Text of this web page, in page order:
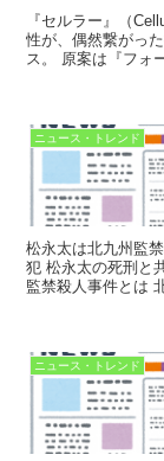
『セルラー』（
性が、偶然繋がっ
ス。 原案は『フォーン・ブース』の脚本を手掛けたスリラー映画の
ニュース・トレンド
松永太は北九州監禁殺人事
犯 松永太の死刑と
監禁殺人事件とは
ニュース・トレンド